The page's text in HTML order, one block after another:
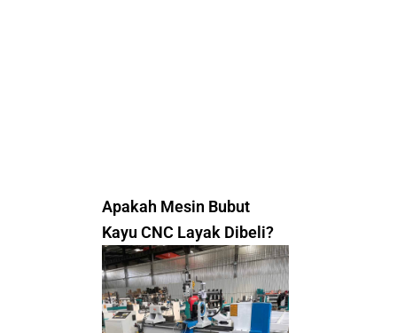
Apakah Mesin Bubut
Kayu CNC Layak Dibeli?